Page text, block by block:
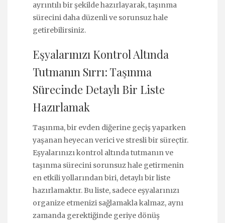
ayrıntılı bir şekilde hazırlayarak, taşınma
sürecini daha düzenli ve sorunsuz hale
getirebilirsiniz.
Eşyalarınızı Kontrol Altında
Tutmanın Sırrı: Taşınma
Sürecinde Detaylı Bir Liste
Hazırlamak
Taşınma, bir evden diğerine geçiş yaparken
yaşanan heyecan verici ve stresli bir süreçtir.
Eşyalarınızı kontrol altında tutmanın ve
taşınma sürecini sorunsuz hale getirmenin
en etkili yollarından biri, detaylı bir liste
hazırlamaktır. Bu liste, sadece eşyalarınızı
organize etmenizi sağlamakla kalmaz, aynı
zamanda gerektiğinde geriye dönüş